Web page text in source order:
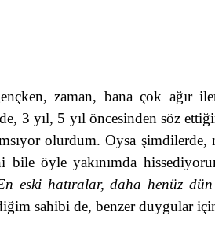
zaman, bana çok ağır
3 yıl, 5 yıl öncesinden söz
olurdum. Oysa şimdilerde,
bile öyle yakınımda
eski hatıralar, daha henüz
sahibi de, benzer duygular